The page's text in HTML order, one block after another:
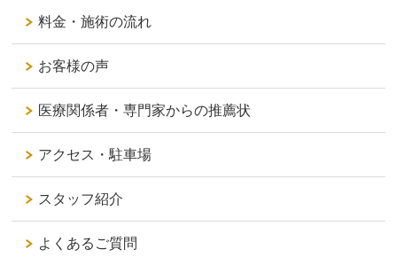
料金・施術の流れ
お客様の声
医療関係者・専門家からの推薦状
アクセス・駐車場
スタッフ紹介
よくあるご質問